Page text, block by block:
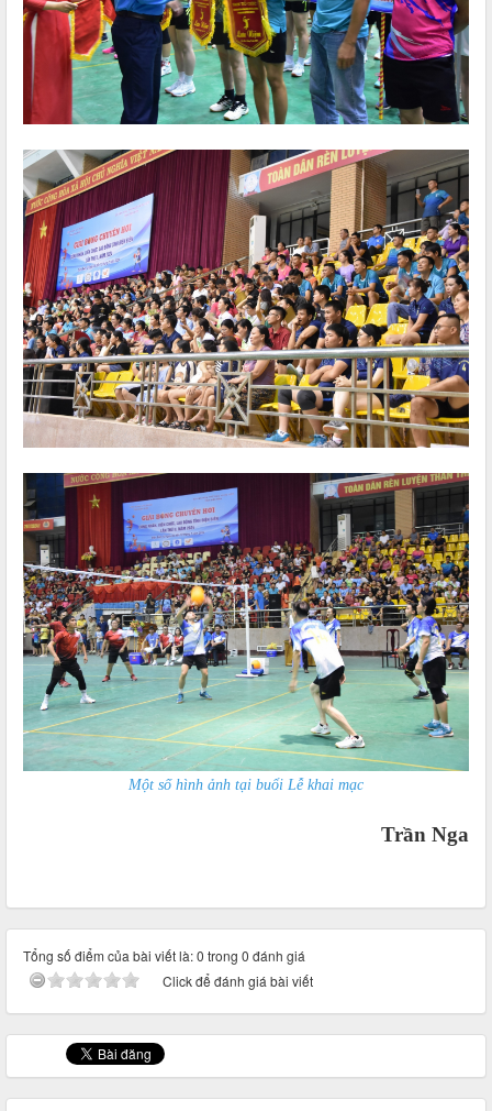
Một số hình ảnh tại buổi Lễ khai mạc
Trần Nga
Tổng số điểm của bài viết là: 0 trong 0 đánh giá
Click để đánh giá bài viết